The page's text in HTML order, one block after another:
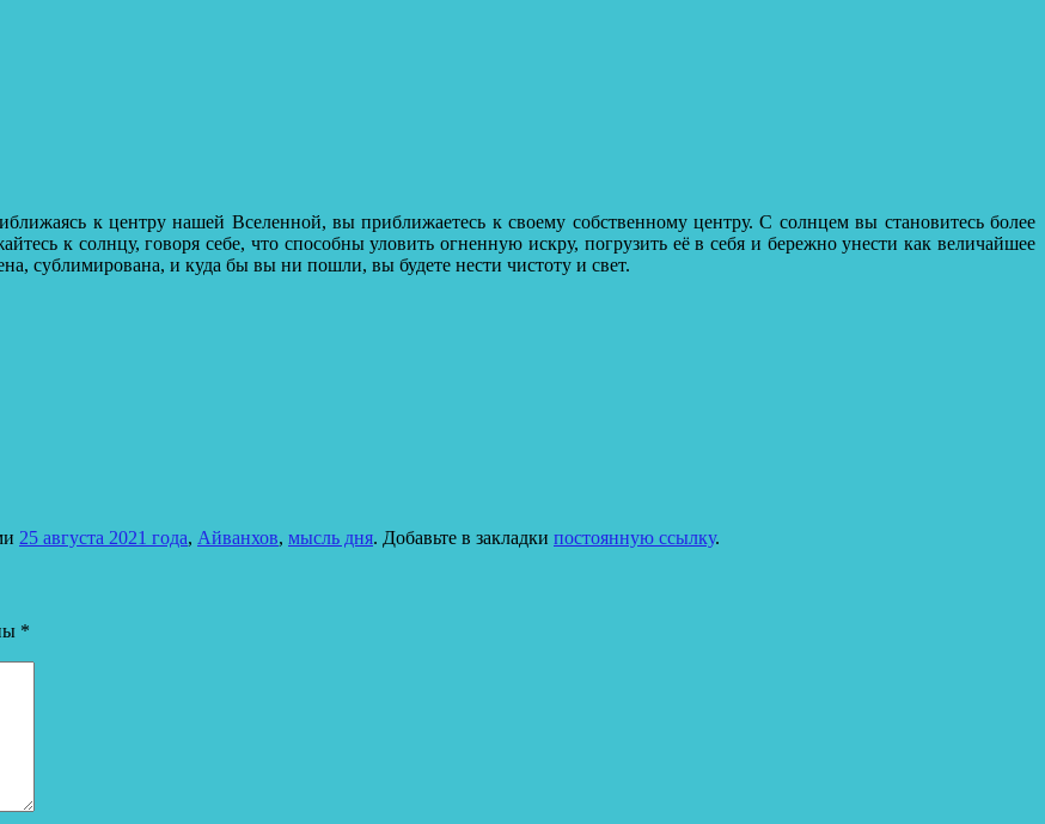
к центру нашей Вселенной, вы приближаетесь к своему собственному центру. С солнцем вы становитесь более
к солнцу, говоря себе, что способны уловить огненную искру, погрузить её в себя и бережно унести как величайшее
сублимирована, и куда бы вы ни пошли, вы будете нести чистоту и свет.
25 августа 2021 года, Айванхов, мысль дня. Добавьте в закладки постоянную ссылку.
*